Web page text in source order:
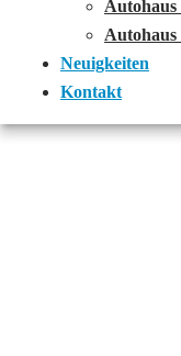
Autohaus
Autohaus
Neuigkeiten
Kontakt